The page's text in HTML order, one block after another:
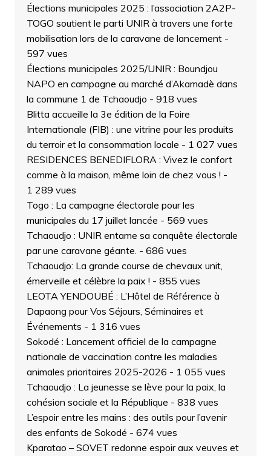
Élections municipales 2025 : l’association 2A2P-
TOGO soutient le parti UNIR à travers une forte
mobilisation lors de la caravane de lancement-
597 vues
Élections municipales 2025/UNIR : Boundjou
NAPO en campagne au marché d’Akamadè dans
la commune 1 de Tchaoudjo - 918 vues
Blitta accueille la 3e édition de la Foire
Internationale (FIB) : une vitrine pour les produits
du terroir et la consommation locale - 1 027 vues
RESIDENCES BENEDIFLORA : Vivez le confort
comme à la maison, même loin de chez vous ! -
1 289 vues
Togo : La campagne électorale pour les
municipales du 17 juillet lancée - 569 vues
Tchaoudjo : UNIR entame sa conquête électorale
par une caravane géante. - 686 vues
Tchaoudjo: La grande course de chevaux unit,
émerveille et célèbre la paix ! - 855 vues
LEOTA YENDOUBÉ : L’Hôtel de Référence à
Dapaong pour Vos Séjours, Séminaires et
Événements - 1 316 vues
Sokodé : Lancement officiel de la campagne
nationale de vaccination contre les maladies
animales prioritaires 2025-2026 - 1 055 vues
Tchaoudjo : La jeunesse se lève pour la paix, la
cohésion sociale et la République - 838 vues
L’espoir entre les mains : des outils pour l’avenir
des enfants de Sokodé - 674 vues
Kparatao – SOVET redonne espoir aux veuves et